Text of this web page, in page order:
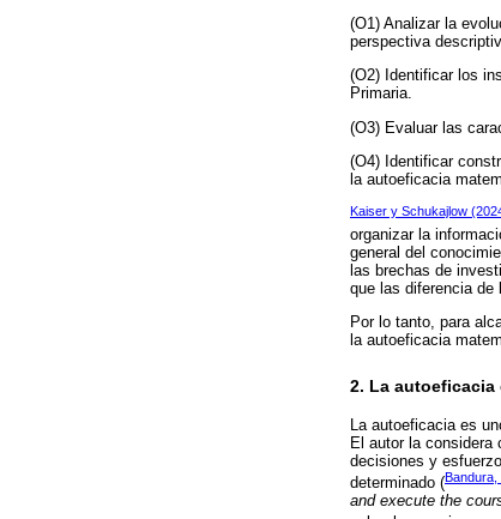
(O1) Analizar la
perspectiva
(O2) Identificar los
Primaria.
(O3) Evaluar las
(O4) Identificar
la autoeficacia
Kaiser y Schukajlow
organizar la
general del
las brechas de
que las diferencia
Por lo tanto, para
la autoeficacia
2. La autoeficacia
La autoeficacia es
El autor la
decisiones y
determinado (Bandura,
and execute the